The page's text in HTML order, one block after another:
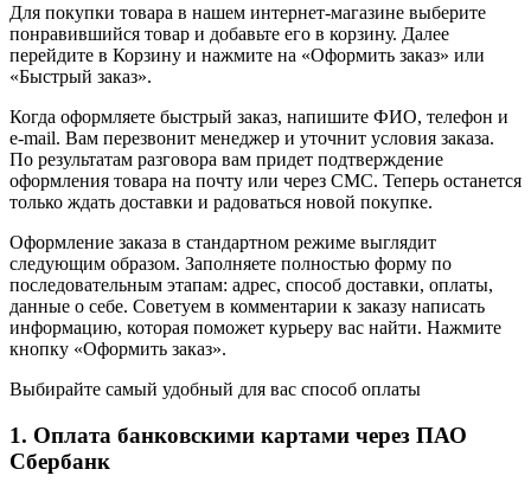
Для покупки товара в нашем интернет-магазине выберите
понравившийся товар и добавьте его в корзину. Далее
перейдите в Корзину и нажмите на «Оформить заказ» или
«Быстрый заказ».
Когда оформляете быстрый заказ, напишите ФИО, телефон и
e-mail. Вам перезвонит менеджер и уточнит условия заказа.
По результатам разговора вам придет подтверждение
оформления товара на почту или через СМС. Теперь останется
только ждать доставки и радоваться новой покупке.
Оформление заказа в стандартном режиме выглядит
следующим образом. Заполняете полностью форму по
последовательным этапам: адрес, способ доставки, оплаты,
данные о себе. Советуем в комментарии к заказу написать
информацию, которая поможет курьеру вас найти. Нажмите
кнопку «Оформить заказ».
Выбирайте самый удобный для вас способ оплаты
1. Оплата банковскими картами через ПАО
Сбербанк